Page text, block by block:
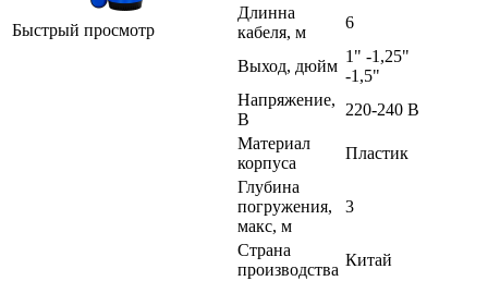
Быстрый просмотр
Длинна
кабеля, м
6
Выход, дюйм
1" -1,25"
-1,5"
Напряжение,
В
220-240 В
Материал
корпуса
Пластик
Глубина
погружения,
макс, м
3
Страна
производства
Китай